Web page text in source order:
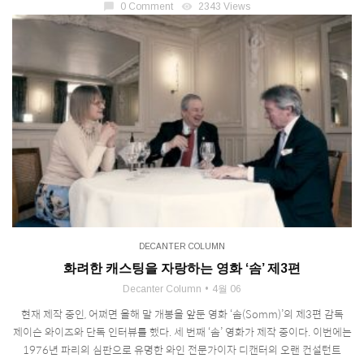
chat_bubble 0 Comment visibility 2343 Views
DECANTER COLUMN
화려한 캐스팅을 자랑하는 영화 ‘솜’ 제3편
Decanter Column 4월 06
현재 제작 중인, 어쩌면 올해 말 개봉을 앞둔 영화 ‘솜(Somm)’의 제3편 감독
제이슨 와이즈와 단독 인터뷰를 했다. 세 번째 ‘솜’ 영화가 제작 중이다. 이번에는
1976년 파리의 심판으로 유명한 와인 전문가이자 디캔터의 오랜 컨설턴트